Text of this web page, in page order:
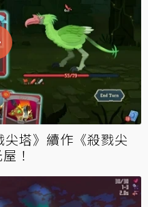
塔》續作《殺戮尖
！